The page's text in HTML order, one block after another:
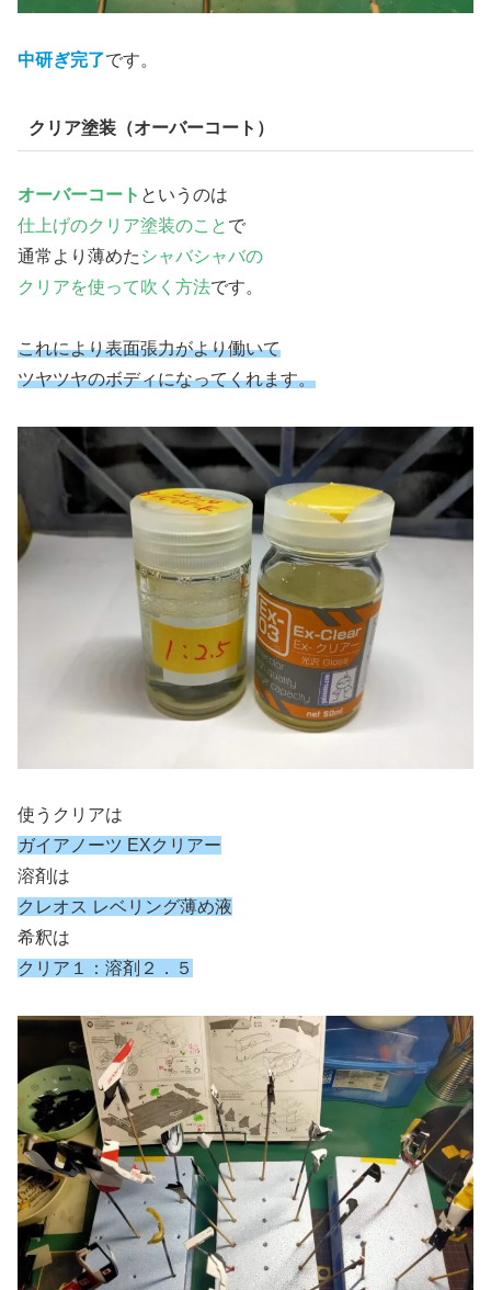
中研ぎ完了です。
クリア塗装（オーバーコート）
オーバーコート というのは
仕上げのクリア塗装のこと で
通常より薄めた シャバシャバの
クリアを使って吹く方法です。
これにより表面張力がより働いて
ツヤツヤのボディになってくれます。
使うクリアは
ガイアノーツ EXクリアー
溶剤は
クレオス レベリング薄め液
希釈は
クリア１：溶剤２．５